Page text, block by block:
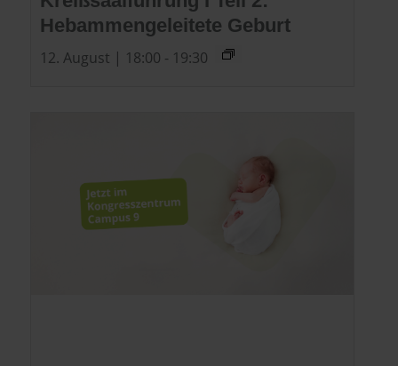
Hebammengeleitete Geburt
12. August | 18:00 - 19:30